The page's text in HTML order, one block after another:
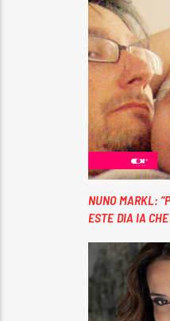
NUNO MARKL:
ESTE DIA IA